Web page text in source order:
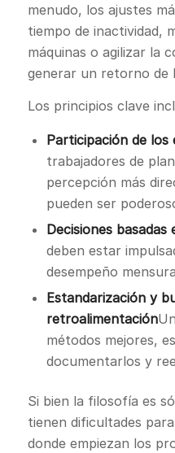
menudo, los ajustes
tiempo de inactividad,
máquinas o agilizar la
generar un retorno de
Los principios clave
Participación de los
trabajadores de
percepción más
pueden ser
Decisiones basadas
deben estar
desempeño
Estandarización y
retroalimentación
métodos mejores,
documentarlos y
Si bien la filosofía es
tienen dificultades
donde empiezan los